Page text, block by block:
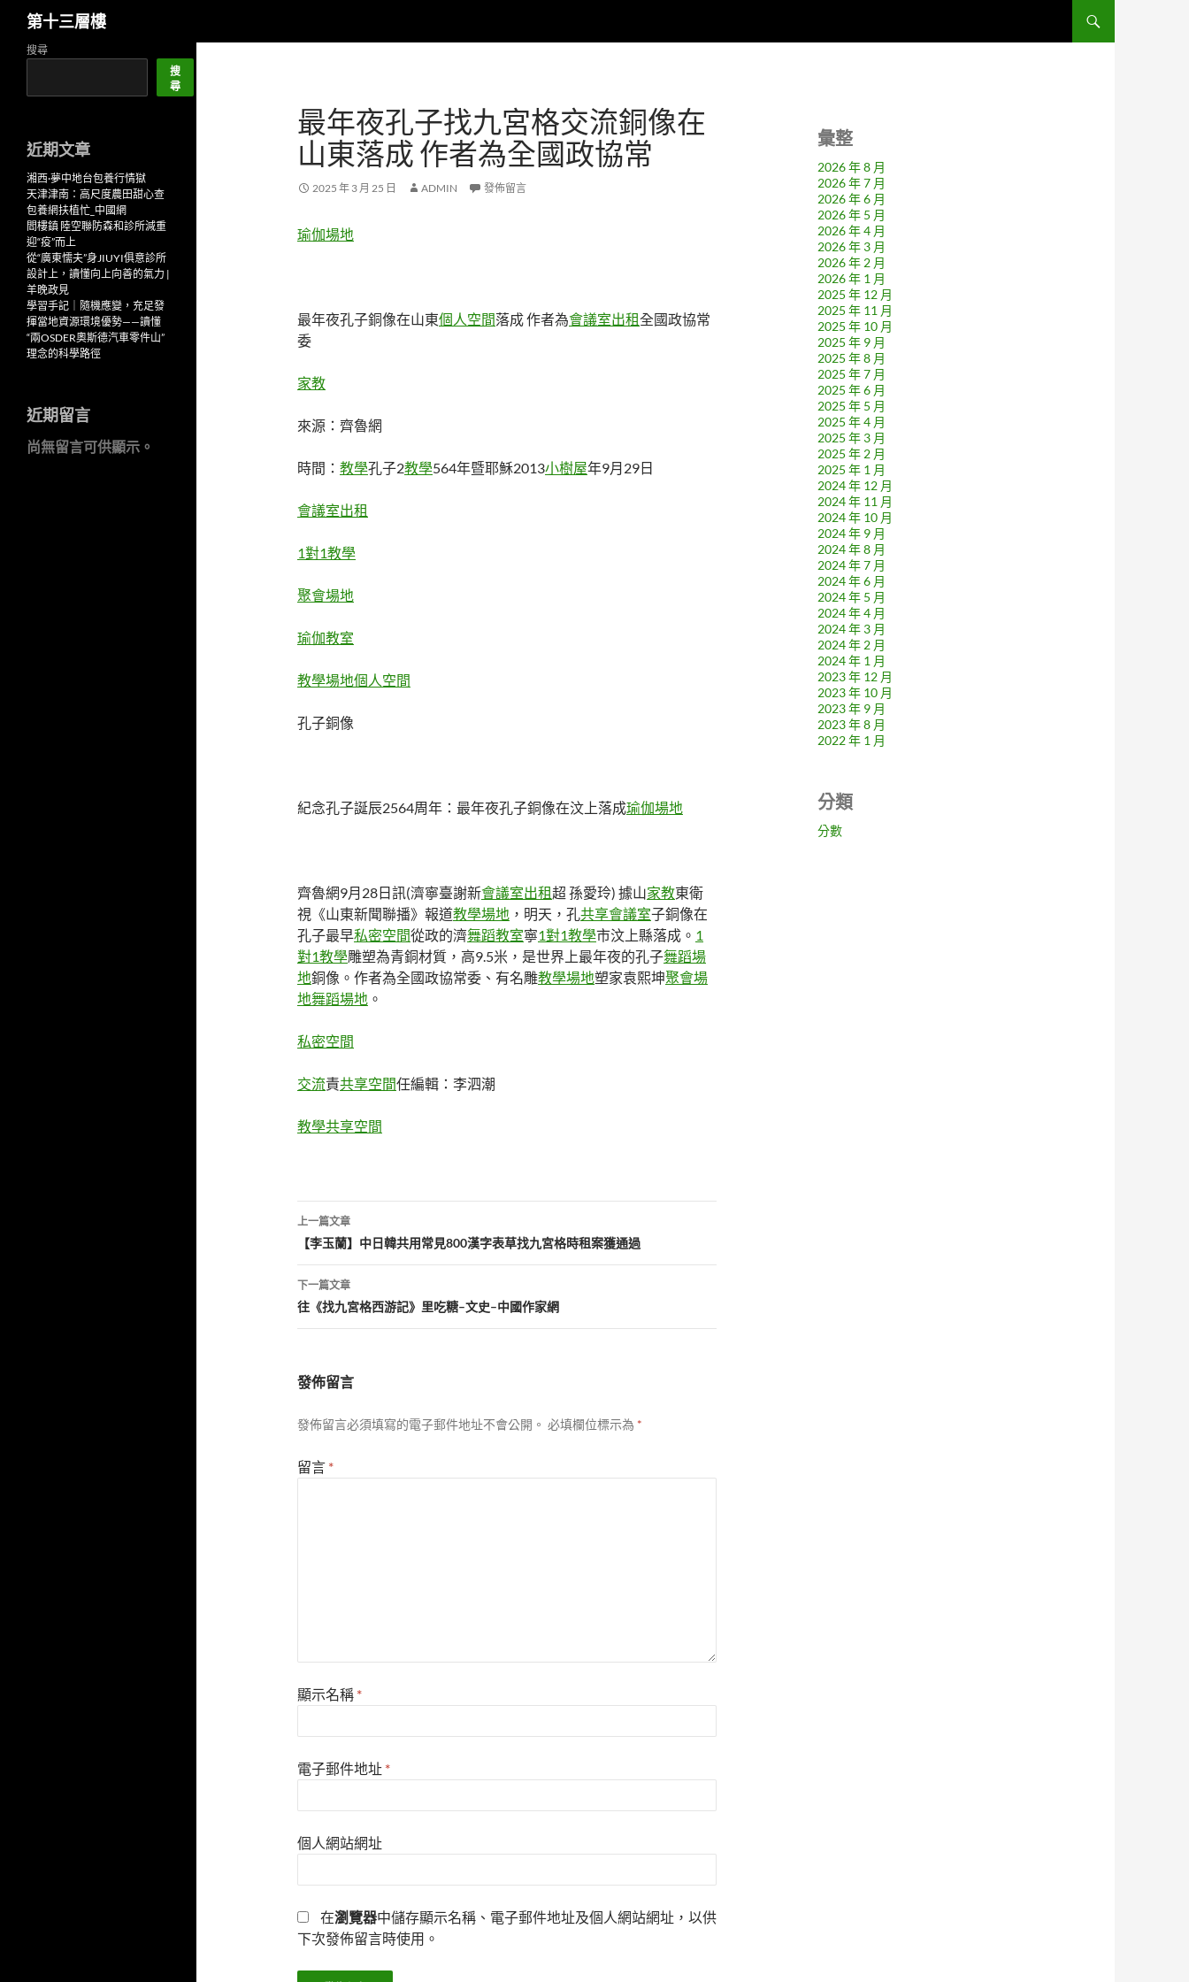
第十三層樓
最年夜孔子找九宮格交流銅像在
山東落成 作者為全國政協常
2025 年 3 月 25 日 ADMIN 發佈留言
瑜伽場地
最年夜孔子銅像在山東個人空間落成 作者為會議室出租全國政協常
委
家教
來源：齊魯網
時間： 教學孔子2教學564年暨耶穌2013小樹屋年9月29日
會議室出租
1對1教學
聚會場地
瑜伽教室
教學場地個人空間
孔子銅像
紀念孔子誕辰2564周年：最年夜孔子銅像在汶上落成瑜伽場地
齊魯網9月28日訊(濟寧臺謝新會議室出租超 孫愛玲) 據山家教東衛
視《山東新聞聯播》報道教學場地 ，明天，孔共享會議室子銅像在
孔子最早私密空間從政的濟舞蹈教室寧1對1教學市汶上縣落成。 1
對1教學雕塑為青銅材質，高9.5米，是世界上最年夜的孔子舞蹈場
地銅像。作者為全國政協常委、有名雕教學場地塑家袁熙坤聚會場
地舞蹈場地 。
私密空間
交流責共享空間任編輯：李泗潮
教學共享空間
文
章
導
覽
上一篇文章
【李玉蘭】中日韓共用常見800漢字表草找九宮格時租案獲通過
下一篇文章
往《找九宮格西游記》里吃糖–文史–中國作家網
發佈留言
發佈留言必須填寫的電子郵件地址不會公開。 必填欄位標示為 *
留言 *
顯示名稱 *
電子郵件地址 *
個人網站網址
在瀏覽器中儲存顯示名稱、電子郵件地址及個人網站網址，以供
下次發佈留言時使用。
彙整
2026 年 8 月
2026 年 7 月
2026 年 6 月
2026 年 5 月
2026 年 4 月
2026 年 3 月
2026 年 2 月
2026 年 1 月
2025 年 12 月
2025 年 11 月
2025 年 10 月
2025 年 9 月
2025 年 8 月
2025 年 7 月
2025 年 6 月
2025 年 5 月
2025 年 4 月
2025 年 3 月
2025 年 2 月
2025 年 1 月
2024 年 12 月
2024 年 11 月
2024 年 10 月
2024 年 9 月
2024 年 8 月
2024 年 7 月
2024 年 6 月
2024 年 5 月
2024 年 4 月
2024 年 3 月
2024 年 2 月
2024 年 1 月
2023 年 12 月
2023 年 10 月
2023 年 9 月
2023 年 8 月
2022 年 1 月
分類
分數
搜尋
搜
尋
近期文章
湘西·夢中地台包養行情獄
天津津南：高尺度農田甜心查
包養網扶植忙_中國網
閻樓鎮 陸空聯防森和診所減重
迎“疫”而上
從“廣東懦夫”身JIUYI俱意診所
設計上，讀懂向上向善的氣力 |
羊晚政見
學習手記｜隨機應變，充足發
揮當地資源環境優勢——讀懂
“兩OSDER奧斯德汽車零件山”
理念的科學路徑
近期留言
尚無留言可供顯示。